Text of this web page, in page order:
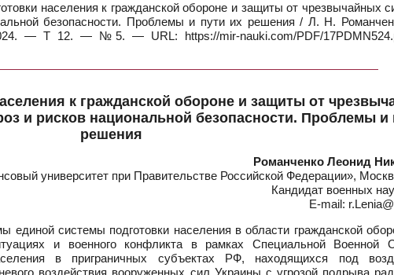
населения к гражданской обороне и защиты от чрезвычайных
безопасности. Проблемы и пути их решения / Л. Н.
— Т 12. — №5. — URL: https://mir-nauki.com/PDF/
к гражданской обороне и защиты от
и рисков национальной безопасности. Проблемы и
решения
Романченко Леонид
университет при Правительстве Российской Федерации»,
Кандидат военных
E-mail:
единой системы подготовки населения в области гражданской
и военного конфликта в рамках Специальной Военной
в приграничных субъектах РФ, находящихся под
воздействия вооруженных сил Украины с угрозой подрыва